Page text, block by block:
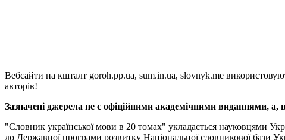
Вебсайти на кшталт goroh.pp.ua, sum.in.ua, slovnyk.me
авторів!
Зазначені джерела не є офіційними академічними виданнями, а,
"Словник української мови в 20 томах" укладається науковцями
до Державної програми розвитку Національної словникової бази